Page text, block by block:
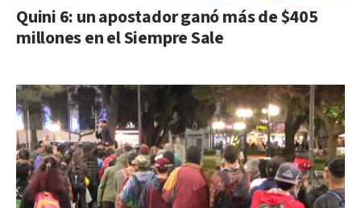
Quini 6: un apostador ganó más de $405
millones en el Siempre Sale